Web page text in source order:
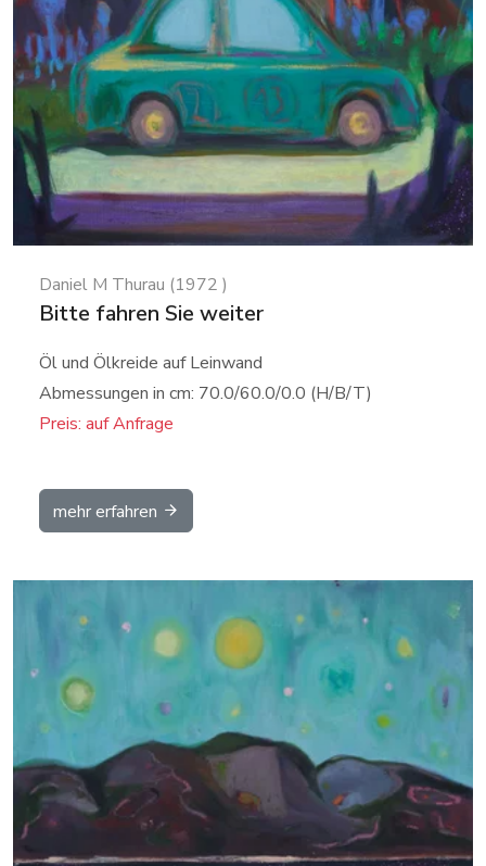
Daniel M Thurau (1972 )
Bitte fahren Sie weiter
Öl und Ölkreide auf Leinwand
Abmessungen in cm: 70.0/60.0/0.0 (H/B/T)
Preis: auf Anfrage
mehr erfahren
Details